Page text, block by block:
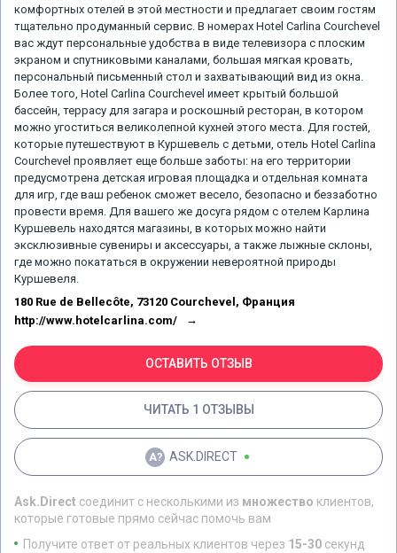
комфортных отелей в этой местности и предлагает своим гостям
тщательно продуманный сервис. В номерах Hotel Carlina Courchevel
вас ждут персональные удобства в виде телевизора с плоским
экраном и спутниковыми каналами, большая мягкая кровать,
персональный письменный стол и захватывающий вид из окна.
Более того, Hotel Carlina Courchevel имеет крытый большой
бассейн, террасу для загара и роскошный ресторан, в котором
можно угоститься великолепной кухней этого места. Для гостей,
которые путешествуют в Куршевель с детьми, отель Hotel Carlina
Courchevel проявляет еще больше заботы: на его территории
предусмотрена детская игровая площадка и отдельная комната
для игр, где ваш ребенок сможет весело, безопасно и беззаботно
провести время. Для вашего же досуга рядом с отелем Карлина
Куршевель находятся магазины, в которых можно найти
эксклюзивные сувениры и аксессуары, а также лыжные склоны,
где можно покататься в окружении невероятной природы
Куршевеля.
180 Rue de Bellecôte, 73120 Courchevel, Франция
http://www.hotelcarlina.com/
ОСТАВИТЬ ОТЗЫВ
ЧИТАТЬ 1 ОТЗЫВЫ
ASK.DIRECT
Ask.Direct соединит с несколькими из множество клиентов,
которые готовые прямо сейчас помочь вам
Получите ответ от реальных клиентов через 15-30 секунд